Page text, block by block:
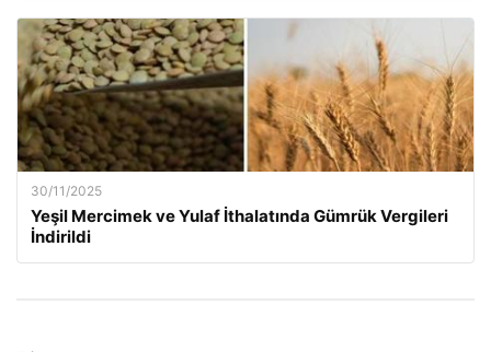
30/11/2025
Yeşil Mercimek ve Yulaf İthalatında Gümrük Vergileri
İndirildi